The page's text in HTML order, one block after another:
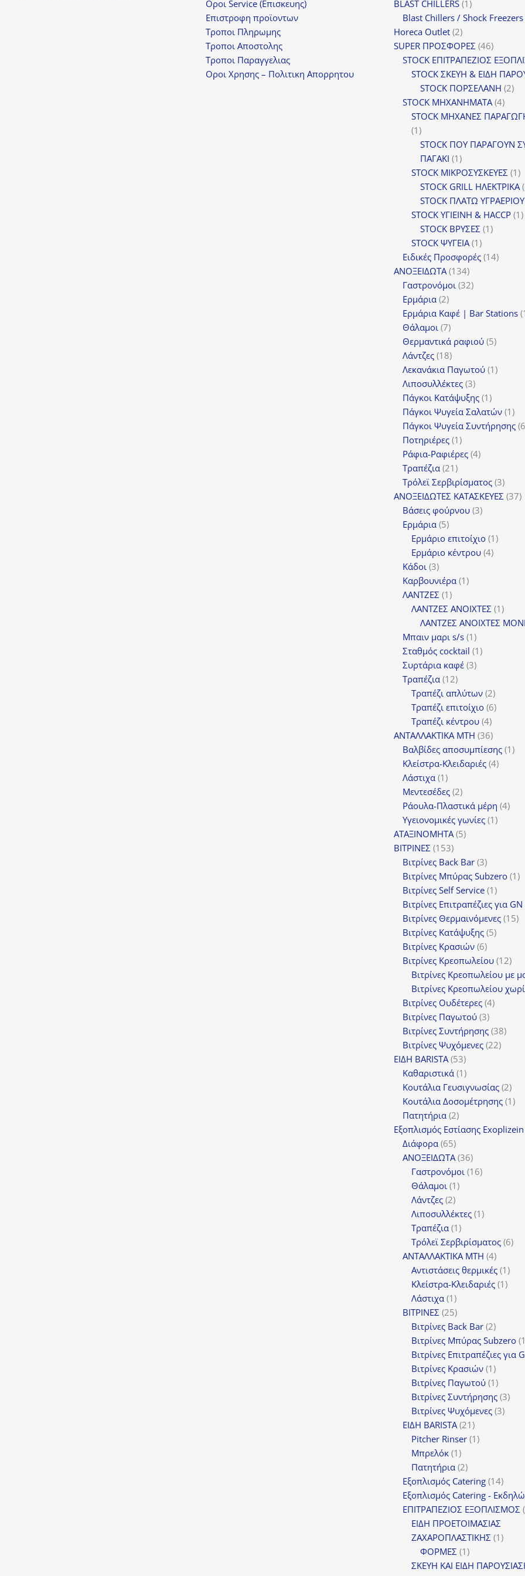
Οροι Service (Επισκευης)
Επιστροφη προϊοντων
Τροποι Πληρωμης
Τροποι Αποστολης
Τροποι Παραγγελιας
Οροι Χρησης – Πολιτικη Απορρητου
BLAST CHILLERS 11
προϊόν
Blast Chillers / Shock Freezers
Horeca Outlet 22
προϊόντα
SUPER ΠΡΟΣΦΟΡΕΣ 4646
STOCK ΕΠΙΤΡΑΠΕΖΙΟΣ
STOCK ΣΚΕΥΗ & ΕΙΔΗ
STOCK ΠΟΡΣΕΛΑΝΗ 22
STOCK ΜΗΧΑΝΗΜΑΤΑ 44
STOCK ΜΗΧΑΝΕΣ
11
προϊόν
STOCK ΠΟΥ ΠΑΡΑΓΟΥΝ
ΠΑΓΑΚΙ 11
προϊόν
STOCK ΜΙΚΡΟΣΥΣΚΕΥΕΣ 11
STOCK GRILL ΗΛΕΚΤΡΙΚΑ
STOCK ΠΛΑΤΩ ΥΓΡΑΕΡΙΟΥ
STOCK ΥΓΙΕΙΝΗ & HACCP 11
STOCK ΒΡΥΣΕΣ 11
STOCK ΨΥΓΕΙΑ 11
προϊόν
Ειδικές Προσφορές 1414
ΑΝΟΞΕΙΔΩΤΑ 134134
προϊόντα
Γαστρονόμοι 3232
Ερμάρια 22
προϊόντα
Ερμάρια Καφέ | Bar Stations
Θάλαμοι 77
προϊόντα
Θερμαντικά ραφιού 55
Λάντζες 1818
προϊόντα
Λεκανάκια Παγωτού 11
Λιποσυλλέκτες 33
προϊόντα
Πάγκοι Κατάψυξης 11
προϊόν
Πάγκοι Ψυγεία Σαλατών 11
Πάγκοι Ψυγεία Συντήρησης 6
Ποτηριέρες 11
προϊόν
Ράφια-Ραφιέρες 44
Τραπέζια 2121
προϊόντα
Τρόλεϊ Σερβιρίσματος 33
ΑΝΟΞΕΙΔΩΤΕΣ ΚΑΤΑΣΚΕΥΕΣ 3737
Βάσεις φούρνου 33
Ερμάρια 55
προϊόντα
Ερμάριο επιτοίχιο 11
Ερμάριο κέντρου 44
Κάδοι 33
προϊόντα
Καρβουνιέρα 11
ΛΑΝΤΖΕΣ 11
προϊόν
ΛΑΝΤΖΕΣ ΑΝΟΙΧΤΕΣ 11
ΛΑΝΤΖΕΣ ΑΝΟΙΧΤΕΣ
Μπαιν μαρι s/s 11
προϊόν
Σταθμός cocktail 11
Συρτάρια καφέ 33
Τραπέζια 1212
προϊόντα
Τραπέζι απλύτων 22
προϊόντα
Τραπέζι επιτοίχιο 66
Τραπέζι κέντρου 44
προϊόντα
ΑΝΤΑΛΛΑΚΤΙΚΑ MTH 3636
προϊόντα
Βαλβίδες αποσυμπίεσης 11
Κλείστρα-Κλειδαριές 44
Λάστιχα 11
προϊόν
Μεντεσέδες 22
προϊόντα
Ράουλα-Πλαστικά μέρη 44
Υγειονομικές γωνίες 11
ΑΤΑΞΙΝΟΜΗΤΑ 55
ΒΙΤΡΙΝΕΣ 153153
προϊόντα
Βιτρίνες Back Bar 33
προϊόντα
Βιτρίνες Mπύρας Subzero 11
Βιτρίνες Self Service 11
προϊόν
Βιτρίνες Επιτραπέζιες για GN
Βιτρίνες Θερμαινόμενες 1515
Βιτρίνες Κατάψυξης 55
Βιτρίνες Κρασιών 66
προϊόντα
Βιτρίνες Κρεοπωλείου 1212
Βιτρίνες Κρεοπωλείου με
Βιτρίνες Κρεοπωλείου
Βιτρίνες Ουδέτερες 44
Βιτρίνες Παγωτού 33
προϊόντα
Βιτρίνες Συντήρησης 3838
Βιτρίνες Ψυχόμενες 2222
ΕΙΔΗ BARISTA 5353
προϊόντα
Καθαριστικά 11
προϊόν
Κουτάλια Γευσιγνωσίας 22
Κουτάλια Δοσομέτρησης 11
Πατητήρια 22
προϊόντα
Εξοπλισμός Εστίασης Exoplizein
Διάφορα 6565
προϊόντα
ΑΝΟΞΕΙΔΩΤΑ 3636
προϊόντα
Γαστρονόμοι 1616
Θάλαμοι 11
Λάντζες 22
προϊόντα
Λιποσυλλέκτες 11
Τραπέζια 11
προϊόν
Τρόλεϊ Σερβιρίσματος 66
ΑΝΤΑΛΛΑΚΤΙΚΑ MTH 44
Αντιστάσεις θερμικές 11
Κλείστρα-Κλειδαριές 11
Λάστιχα 11
προϊόν
ΒΙΤΡΙΝΕΣ 2525
προϊόντα
Βιτρίνες Back Bar 22
Βιτρίνες Mπύρας Subzero 1
Βιτρίνες Επιτραπέζιες για
Βιτρίνες Κρασιών 11
προϊόν
Βιτρίνες Παγωτού 11
προϊόν
Βιτρίνες Συντήρησης 33
Βιτρίνες Ψυχόμενες 33
ΕΙΔΗ BARISTA 2121
προϊόντα
Pitcher Rinser 11
Μπρελόκ 11
προϊόν
Πατητήρια 22
προϊόντα
Εξοπλισμός Catering 1414
Εξοπλισμός Catering -
ΕΠΙΤΡΑΠΕΖΙΟΣ ΕΞΟΠΛΙΣΜΟΣ
ΕΙΔΗ ΠΡΟΕΤΟΙΜΑΣΙΑΣ
ΖΑΧΑΡΟΠΛΑΣΤΙΚΗΣ 11
ΦΟΡΜΕΣ 11
προϊόν
ΣΚΕΥΗ ΚΑΙ ΕΙΔΗ